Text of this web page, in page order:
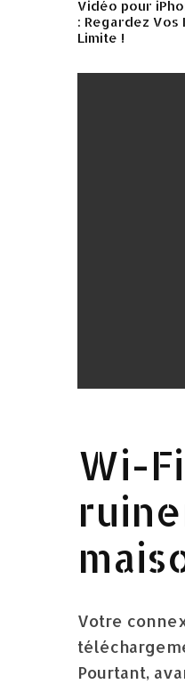
Vidéo pour
: Regardez Vos
Limite !
Wi-
Votre
Pourtant,